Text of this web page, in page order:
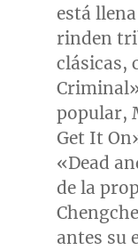
está
rinden
clásicas,
popular,
Get It
«Dead
de la
antes su